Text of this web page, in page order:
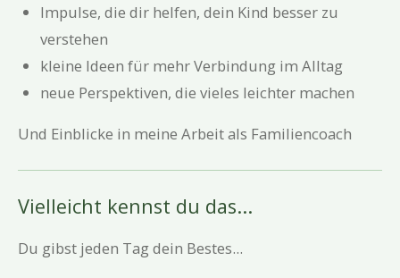
Impulse, die dir helfen, dein Kind besser zu
verstehen
kleine Ideen für mehr Verbindung im Alltag
neue Perspektiven, die vieles leichter machen
Und Einblicke in meine Arbeit als Familiencoach
Vielleicht kennst du das...
Du gibst jeden Tag dein Bestes...